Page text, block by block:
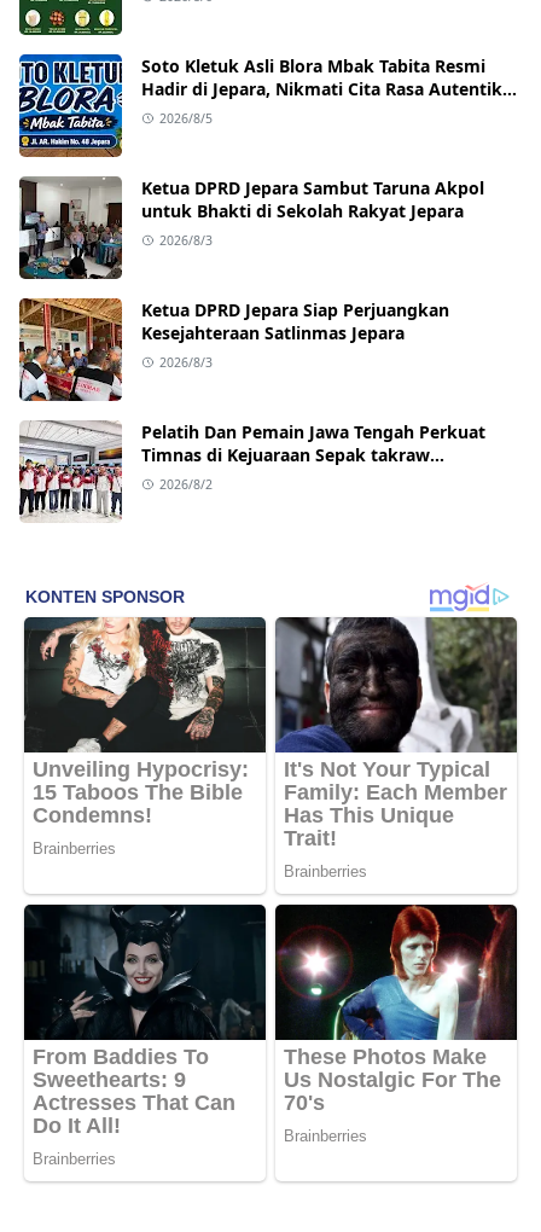
Soto Kletuk Asli Blora Mbak Tabita Resmi
Hadir di Jepara, Nikmati Cita Rasa Autentik
Mulai Rp10 Ribu
2026/8/5
Ketua DPRD Jepara Sambut Taruna Akpol
untuk Bhakti di Sekolah Rakyat Jepara
2026/8/3
Ketua DPRD Jepara Siap Perjuangkan
Kesejahteraan Satlinmas Jepara
2026/8/3
Pelatih Dan Pemain Jawa Tengah Perkuat
Timnas di Kejuaraan Sepak takraw
Internasional
2026/8/2